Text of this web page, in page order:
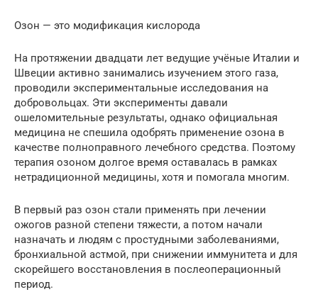
Озон — это модификация кислорода
На протяжении двадцати лет ведущие учёные Италии и
Швеции активно занимались изучением этого газа,
проводили экспериментальные исследования на
добровольцах. Эти эксперименты давали
ошеломительные результаты, однако официальная
медицина не спешила одобрять применение озона в
качестве полноправного лечебного средства. Поэтому
терапия озоном долгое время оставалась в рамках
нетрадиционной медицины, хотя и помогала многим.
В первый раз озон стали применять при лечении
ожогов разной степени тяжести, а потом начали
назначать и людям с простудными заболеваниями,
бронхиальной астмой, при снижении иммунитета и для
скорейшего восстановления в послеоперационный
период.